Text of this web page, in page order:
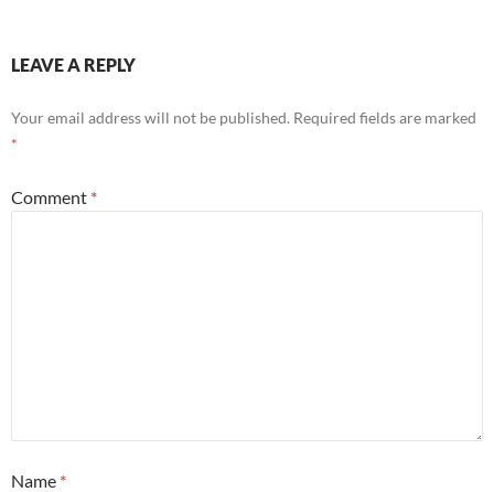
LEAVE A REPLY
Your email address will not be published. Required fields are marked
*
Comment *
Name *